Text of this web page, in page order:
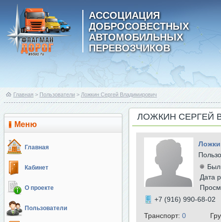
АССОЦИАЦИЯ
ДОБРОСОВЕСТНЫХ
АВТОМОБИЛЬНЫХ
ПЕРЕВОЗЧИКОВ
Главная > Пользователи > Ложкин Сергей Владимирович
Меню
Главная
Кабинет
О проекте
Пользователи
ЛОЖКИН СЕРГЕЙ
Был
Дата
+7 (916) 990-68-02
Транспорт: 0